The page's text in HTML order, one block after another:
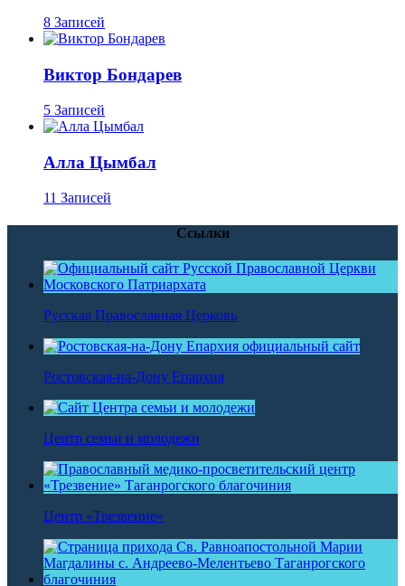
8 Записей
Виктор Бондарев
5 Записей
Алла Цымбал
11 Записей
Ссылки
Русская Православная Церковь
Ростовская-на-Дону Епархия
Центр семьи и молодежи
Центр «Трезвение»